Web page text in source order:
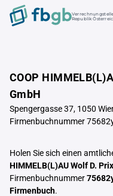
Verrechnungstelle
Republik
COOP
GmbH
Spengergasse 37, 1050
Firmenbuchnummer
Holen Sie sich einen
HIMMELB(L)AU Wolf D.
Firmenbuchnummer
Firmenbuch.